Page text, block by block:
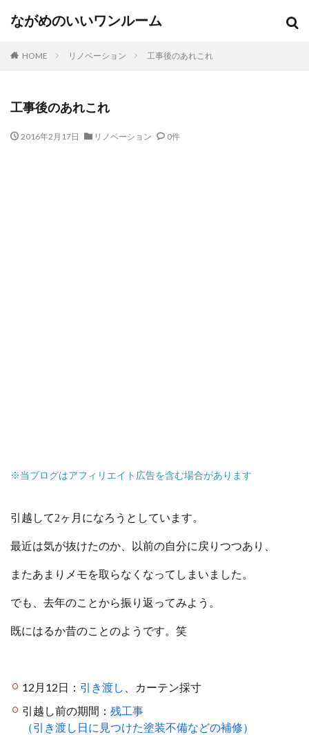
ながめのいいワンルーム
HOME リノベーション 工事後のあれこれ
工事後のあれこれ
2016年2月17日 リノベーション 0件
※当ブログはアフィリエイト広告を含む場合があります
引越して2ヶ月になろうとしています。
最近は気が抜けたのか、以前の自分に戻りつつあり、
またあまりメモを取らなくなってしまいました。
でも、去年のことから振り返ってみよう。
既にはるか昔のことのようです。笑
12月12日： 引き渡し
、カーテン採寸
引越し前の期間： 残工事
（引き渡し日に見つけた塗装不備などの補修）